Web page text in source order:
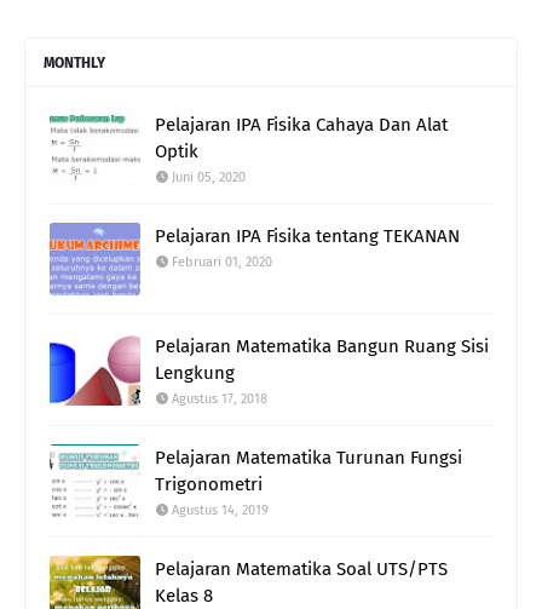
MONTHLY
Pelajaran IPA Fisika Cahaya Dan Alat
Optik
Juni 05, 2020
Pelajaran IPA Fisika tentang TEKANAN
Februari 01, 2020
Pelajaran Matematika Bangun Ruang Sisi
Lengkung
Agustus 17, 2018
Pelajaran Matematika Turunan Fungsi
Trigonometri
Agustus 14, 2019
Pelajaran Matematika Soal UTS/PTS
Kelas 8